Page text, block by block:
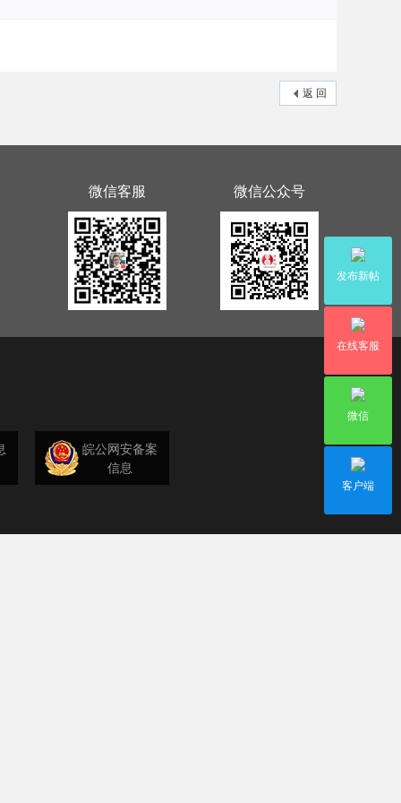
返 回
发布新帖
在线客服
微信
客户端
微信客服 微信公众号
皖公网安备案
信息